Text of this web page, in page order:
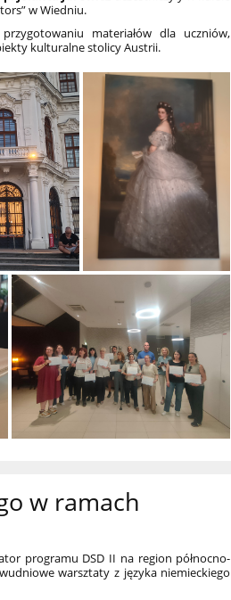
w Wiedniu.
materiałów dla uczniów,
kulturalne stolicy Austrii.
w ramach
programu DSD II na region północno-
warsztaty z języka niemieckiego